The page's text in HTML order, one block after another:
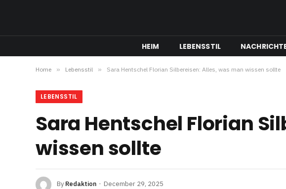
HEIM LEBENSSTIL
Home » Lebensstil » Sara Hentschel Florian Silbereisen: Alles, was man wissen sollte
LEBENSSTIL
Sara Hentschel Florian
wissen sollte
By Redaktion December 29, 2025